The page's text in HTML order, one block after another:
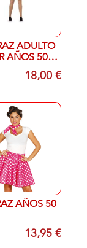
ADULTO
AÑOS 50 T-
M 8450318,00 €
AÑOS 50
13,95 €